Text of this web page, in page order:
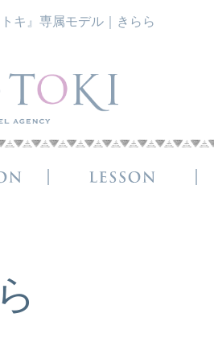
キ』専属モデル｜きらら